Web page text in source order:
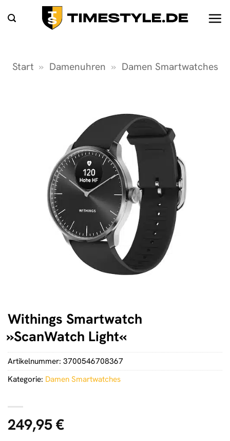
Inhalt
Start » Damenuhren » Damen Smartwatches
Withings Smartwatch
»ScanWatch Light«
249,95€
Artikelnummer: 3700546708367
Kategorie: Damen Smartwatches